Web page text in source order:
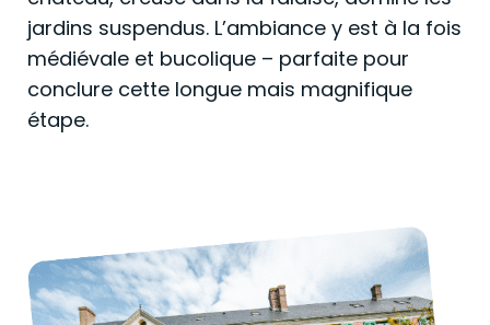
jardins suspendus. L’ambiance y est à la fois
médiévale et bucolique – parfaite pour
conclure cette longue mais magnifique
étape.